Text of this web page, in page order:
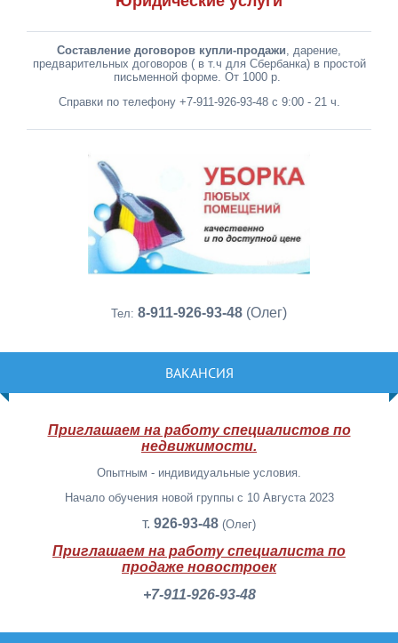
Составление договоров купли-продажи , дарение,
предварительных договоров ( в т.ч для Сбербанка) в простой
письменной форме. От 1000 р.
Справки по телефону +7-911-926-93-48 с 9:00 - 21 ч.
Тел: 8-911-926-93-48 (Олег)
ВАКАНСИЯ
Приглашаем на работу специалистов по
недвижимости.
Опытным - индивидуальные условия.
Начало обучения новой группы с 10 Августа 2023
т. 926-93-48 (Олег)
Приглашаем на работу специалиста по
продаже новостроек
+7-911-926-93-48